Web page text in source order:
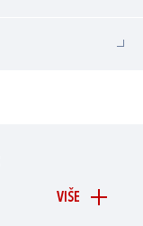
VIŠE